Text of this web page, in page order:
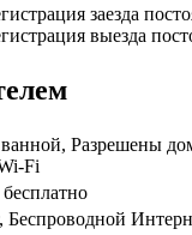
заезда
выезда
Разрешены
Fi
Беспроводной